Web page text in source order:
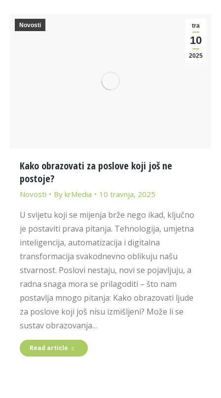
tra
10
2025
Novosti
Kako obrazovati za poslove koji još ne
postoje?
Novosti By krMedia 10 travnja, 2025
U svijetu koji se mijenja brže nego ikad, ključno
je postaviti prava pitanja. Tehnologija, umjetna
inteligencija, automatizacija i digitalna
transformacija svakodnevno oblikuju našu
stvarnost. Poslovi nestaju, novi se pojavljuju, a
radna snaga mora se prilagoditi – što nam
postavlja mnogo pitanja: Kako obrazovati ljude
za poslove koji još nisu izmišljeni? Može li se
sustav obrazovanja…
Read article